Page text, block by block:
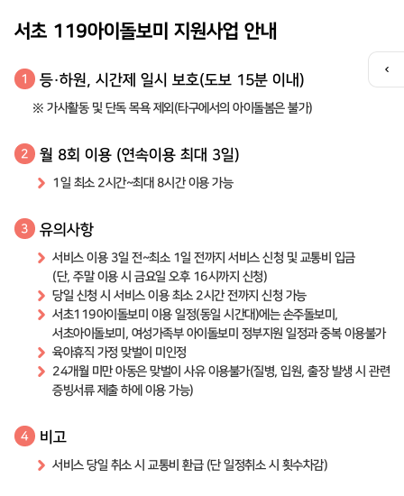
서초 119아이돌보미 지원사업 안내
1 등·하원, 시간제 일시 보호(도보 15분 이내)
※ 가사활동 및 단독 목욕 제외(타구에서의 아이돌봄은 불가)
2 월 8회 이용 (연속이용 최대 3일)
1일 최소 2시간~최대 8시간 이용 가능
3 유의사항
서비스 이용 3일 전~최소 1일 전까지 서비스 신청 및 교통비 입금
(단, 주말 이용 시 금요일 오후 16시까지 신청)
당일 신청 시 서비스 이용 최소 2시간 전까지 신청 가능
서초119아이돌보미 이용 일정(동일 시간대)에는 손주돌보미,
서초아이돌보미, 여성가족부 아이돌보미 정부지원 일정과 중복 이용불가
육아휴직 가정 맞벌이 미인정
24개월 미만 아동은 맞벌이 사유 이용불가(질병, 입원, 출장 발생 시 관련
증빙서류 제출 하에 이용 가능)
4 비고
서비스 당일 취소 시 교통비 환급 (단 일정취소 시 횟수차감)
퀵
메